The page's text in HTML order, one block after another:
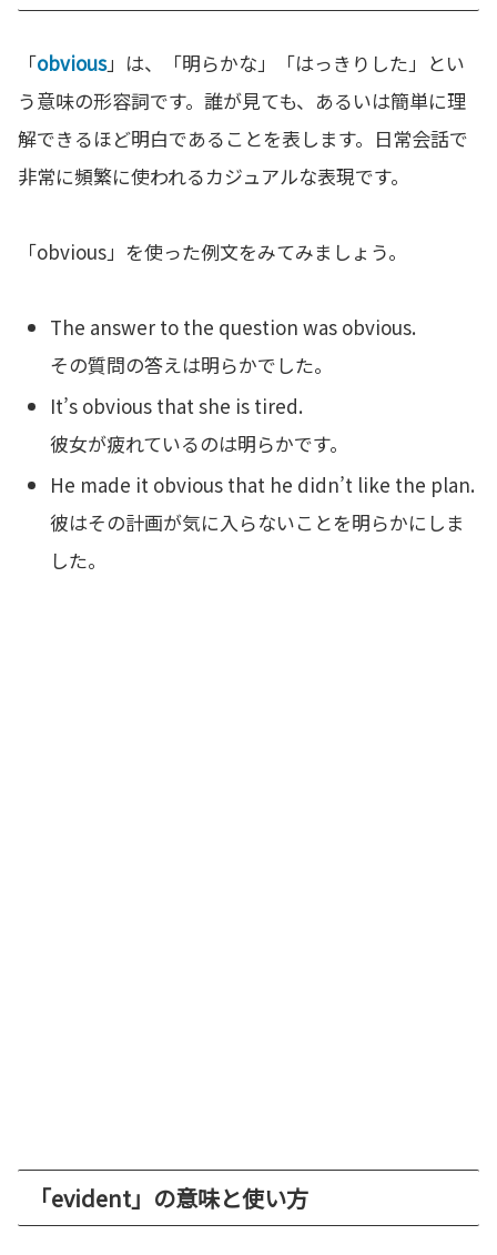
「obvious」は、「明らかな」「はっきりした」とい
う意味の形容詞です。誰が見ても、あるいは簡単に理
解できるほど明白であることを表します。日常会話で
非常に頻繁に使われるカジュアルな表現です。
「obvious」を使った例文をみてみましょう。
The answer to the question was obvious.
その質問の答えは明らかでした。
It’s obvious that she is tired.
彼女が疲れているのは明らかです。
He made it obvious that he didn’t like the plan.
彼はその計画が気に入らないことを明らかにしま
した。
「evident」の意味と使い方